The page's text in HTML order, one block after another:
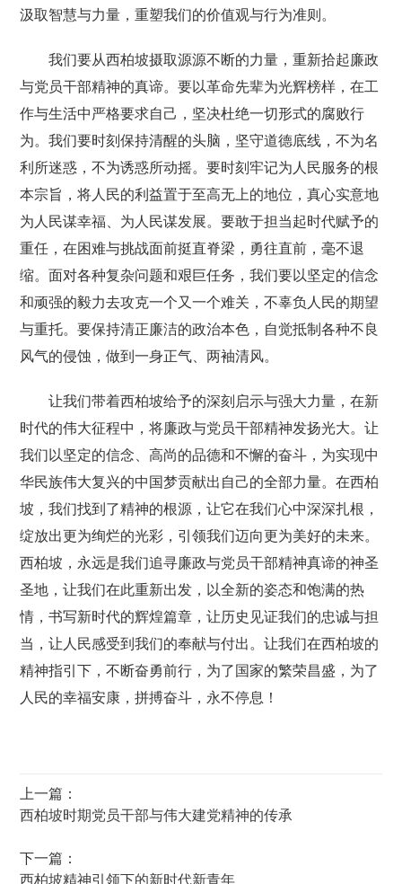
汲取智慧与力量，重塑我们的价值观与行为准则。
我们要从西柏坡摄取源源不断的力量，重新拾起廉政
与党员干部精神的真谛。要以革命先辈为光辉榜样，在工
作与生活中严格要求自己，坚决杜绝一切形式的腐败行
为。我们要时刻保持清醒的头脑，坚守道德底线，不为名
利所迷惑，不为诱惑所动摇。要时刻牢记为人民服务的根
本宗旨，将人民的利益置于至高无上的地位，真心实意地
为人民谋幸福、为人民谋发展。要敢于担当起时代赋予的
重任，在困难与挑战面前挺直脊梁，勇往直前，毫不退
缩。面对各种复杂问题和艰巨任务，我们要以坚定的信念
和顽强的毅力去攻克一个又一个难关，不辜负人民的期望
与重托。要保持清正廉洁的政治本色，自觉抵制各种不良
风气的侵蚀，做到一身正气、两袖清风。
让我们带着西柏坡给予的深刻启示与强大力量，在新
时代的伟大征程中，将廉政与党员干部精神发扬光大。让
我们以坚定的信念、高尚的品德和不懈的奋斗，为实现中
华民族伟大复兴的中国梦贡献出自己的全部力量。在西柏
坡，我们找到了精神的根源，让它在我们心中深深扎根，
绽放出更为绚烂的光彩，引领我们迈向更为美好的未来。
西柏坡，永远是我们追寻廉政与党员干部精神真谛的神圣
圣地，让我们在此重新出发，以全新的姿态和饱满的热
情，书写新时代的辉煌篇章，让历史见证我们的忠诚与担
当，让人民感受到我们的奉献与付出。让我们在西柏坡的
精神指引下，不断奋勇前行，为了国家的繁荣昌盛，为了
人民的幸福安康，拼搏奋斗，永不停息！
上一篇：
西柏坡时期党员干部与伟大建党精神的传承
下一篇：
西柏坡精神引领下的新时代新青年